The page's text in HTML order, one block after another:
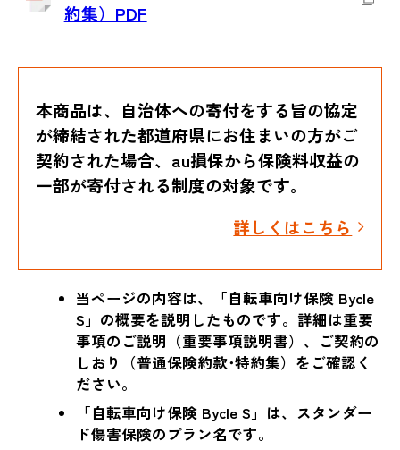
約集）PDF
本商品は、自治体への寄付をする旨の協定
が締結された都道府県にお住まいの方がご
契約された場合、au損保から保険料収益の
一部が寄付される制度の対象です。
詳しくはこちら
当ページの内容は、「自転車向け保険 Bycle
S」の概要を説明したものです。詳細は重要
事項のご説明（重要事項説明書）、ご契約の
しおり（普通保険約款･特約集）をご確認く
ださい。
「自転車向け保険 Bycle S」は、スタンダー
ド傷害保険のプラン名です。